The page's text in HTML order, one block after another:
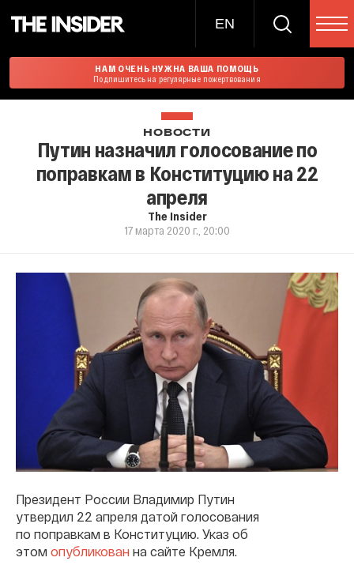
EN
НАМ ОЧЕНЬ НУЖНА ВАША ПОМОЩЬ
Подпишитесь на регулярные пожертвования
НОВОСТИ
Путин назначил голосование по
поправкам в Конституцию на 22
апреля
The Insider
17 марта 2020 г., 20:00
Президент России Владимир Путин
утвердил 22 апреля датой голосования
по поправкам в Конституцию. Указ об
этом опубликован на сайте Кремля.